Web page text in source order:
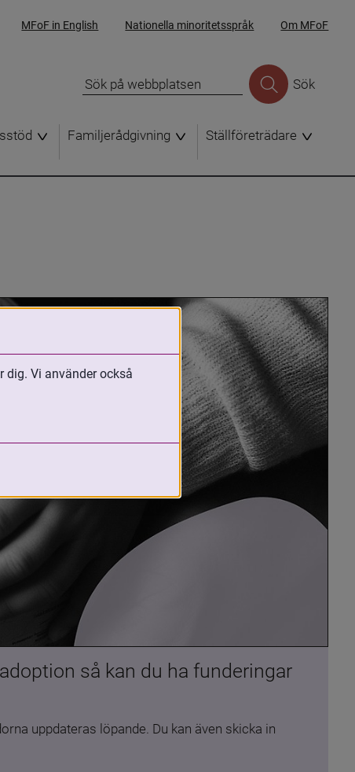
MFoF in English Nationella minoritetsspråk Om MFoF
Sök
Familjerådgivning Ställföreträdare
så kan du ha funderingar
uppdateras löpande. Du kan även skicka in
Vi använder också